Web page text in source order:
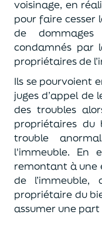
voisinage, en
pour faire cesser
de
condamnés par
propriétaires de
Ils se pourvoient
juges d’appel de
des troubles
propriétaires du
trouble
l'immeuble. En
remontant à une
de
propriétaire du
assumer une